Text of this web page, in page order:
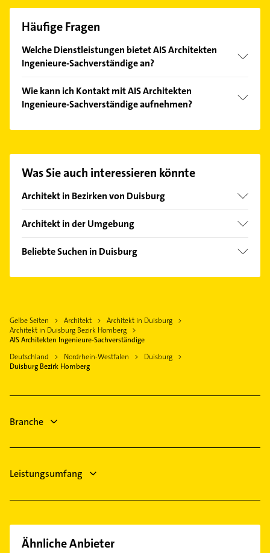
Häufige Fragen
Welche Dienstleistungen bietet AIS Architekten
Ingenieure-Sachverständige an?
Bauberatung, Energieberatung, Sanierung,
Bausachverständiger und Bauzeichnungen.
Wie kann ich Kontakt mit AIS Architekten
Ingenieure-Sachverständige aufnehmen?
auswählen. Hier finden Sie alleKontaktdaten
Was Sie auch interessieren könnte
Architekt in Bezirken von Duisburg
Bezirk Duisburg-Mitte
Bezirk Hamborn
Architekt in der Umgebung
Moers
Neukirchen-Vluyn
Oberhausen Rheinland
Mülheim an der Ruhr
Rheurdt
Krefeld
Beliebte Suchen in Duisburg
Kammerjäger
Rohrreinigung
Elektroinstallation
Elektriker
Physiotherapie
Gelbe Seiten Architekt
Architekt in Duisburg
Architekt in Duisburg Bezirk Homberg
AIS Architekten Ingenieure-Sachverständige
Deutschland
Nordrhein-Westfalen
Duisburg
Duisburg Bezirk Homberg
Branche
Leistungsumfang
Ähnliche Anbieter